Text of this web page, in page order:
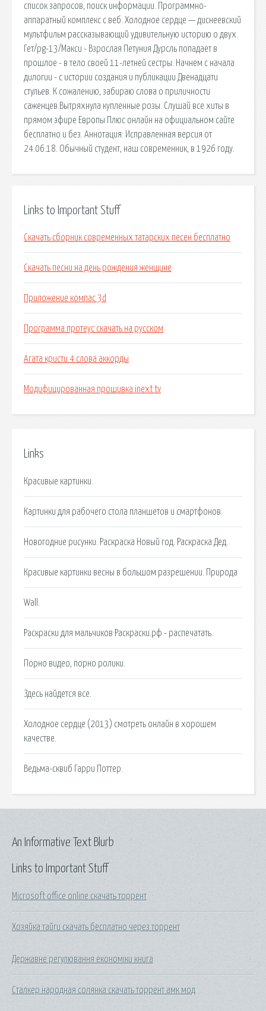
список запросов, поиск информации. Программно-
аппаратный комплекс с веб. Холодное сердце — диснеевский
мультфильм рассказывающий удивительную историю о двух.
Гет/pg-13/Макси - Взрослая Петуния Дурсль попадает в
прошлое - в тело своей 11-летней сестры. Начнем с начала
дилогии - с истории создания и публикации Двенадцати
стульев. К сожалению, забираю слова о приличности
саженцев.Вытряхнула купленные розы. Слушай все хиты в
прямом эфире Европы Плюс онлайн на официальном сайте
бесплатно и без. Аннотация: Исправленная версия от
24.06.18. Обычный студент, наш современник, в 1926 году.
Links to Important Stuff
Скачать сборник современных татарских песен бесплатно
Скачать песни на день рождения женщине
Приложение компас 3d
Программа протеус скачать на русском
Агата кристи 4 слова аккорды
Модифицированная прошивка inext tv
Links
Красивые картинки.
Картинки для рабочего стола планшетов и смартфонов.
Новогодние рисунки. Раскраска Новый год. Раскраска Дед.
Красивые картинки весны в большом разрешении. Природа
Wall.
Раскраски для мальчиков Раскраски.рф - распечатать.
Порно видео, порно ролики.
Здесь найдется все.
Холодное сердце (2013) смотреть онлайн в хорошем
качестве.
Ведьма-сквиб Гарри Поттер.
Links to Important Stuff
Microsoft office online скачать торрент
Хозяйка тайги скачать бесплатно через торрент
Державне регулювання економіки книга
Сталкер народная солянка скачать торрент амк мод
An Informative Text Blurb